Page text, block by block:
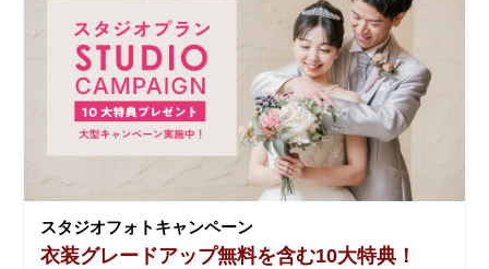
スタジオフォトキャンペーン
衣装グレードアップ無料を含む10大特典！